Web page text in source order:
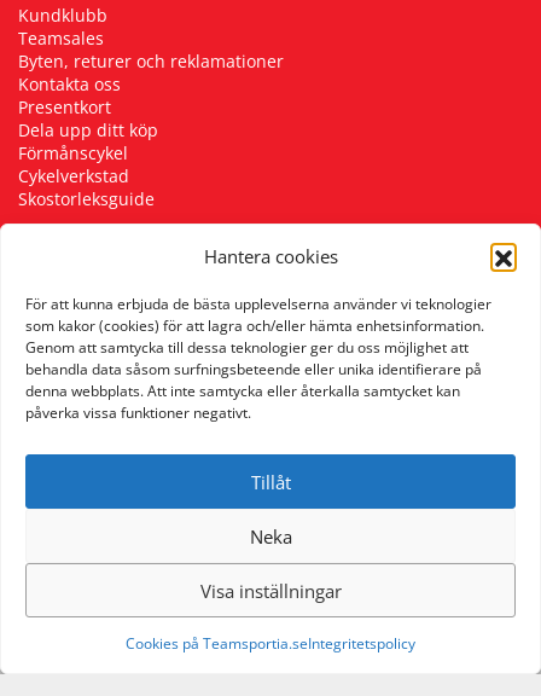
Hantera cookies
För att kunna erbjuda de bästa upplevelserna använder vi teknologier
som kakor (cookies) för att lagra och/eller hämta enhetsinformation.
Genom att samtycka till dessa teknologier ger du oss möjlighet att
behandla data såsom surfningsbeteende eller unika identifierare på
denna webbplats. Att inte samtycka eller återkalla samtycket kan
påverka vissa funktioner negativt.
Tillåt
Neka
Visa inställningar
Cookies på Teamsportia.seIntegritetspolicy
Kundklubb
Teamsales
Byten, returer och reklamationer
Kontakta oss
Presentkort
Dela upp ditt köp
Förmånscykel
Cykelverkstad
Skostorleksguide
Följ oss